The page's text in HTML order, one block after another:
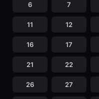
6 7
11 12
16 17
21 22
26 27